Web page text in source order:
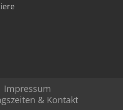
Impressum
& Kontakt